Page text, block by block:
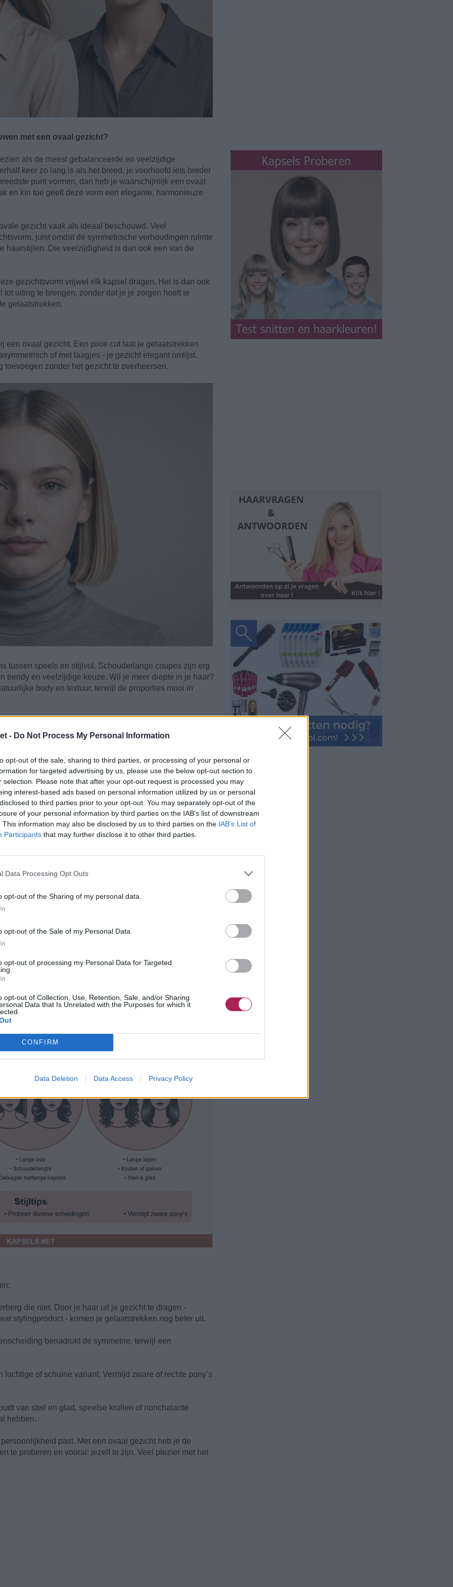
- Do Not Process My Personal Information
opt-out of the sale, sharing to third parties, or processing of your personal or
for targeted advertising by us, please use the below opt-out section to
selection. Please note that after your opt-out request is processed you may
interest-based ads based on personal information utilized by us or personal
to third parties prior to your opt-out. You may separately opt-out of the
of your personal information by third parties on the IAB’s list of downstream
This information may also be disclosed by us to third parties on the IAB’s List of
Participants that may further disclose it to other third parties.
Data Processing Opt Outs
opt-out of the Sharing of my personal data.
opt-out of the Sale of my Personal Data.
opt-out of processing my Personal Data for Targeted
opt-out of Collection, Use, Retention, Sale, and/or Sharing
Data that Is Unrelated with the Purposes for which it
CONFIRM
Data Deletion Data Access Privacy Policy
met een ovaal gezicht?
als de meest gebalanceerde en veelzijdige
keer zo lang is als het breed, je voorhoofd iets breder
punt vormen, dan heb je waarschijnlijk een ovaal
en kin toe geeft deze vorm een elegante, harmonieuze
gezicht vaak als ideaal beschouwd. Veel
juist omdat de symmetrische verhoudingen ruimte
haarstijlen. Die veelzijdigheid is dan ook een van de
gezichtsvorm vrijwel elk kapsel dragen. Het is dan ook
uiting te brengen, zonder dat je je zorgen hoeft te
gelaatstrekken.
een ovaal gezicht. Een pixie cut laat je gelaatstrekken
of met laagjes - je gezicht elegant omlijst.
toevoegen zonder het gezicht te overheersen.
tussen speels en stijlvol. Schouderlange coupes zijn erg
trendy en veelzijdige keuze. Wil je meer diepte in je haar?
body en textuur, terwijl de proporties mooi in
ovaal gezicht. Lange lagen zorgen voor zachte
symmetrie van je gezicht benadrukt. Ga je liever voor
perfect. Ze omlijsten je gezicht op een zachte,
paardenstaarten
trekken de aandacht naar je
- laten je jukbeenderen en kaaklijn extra opvallen.
van twee werelden: je haar én je gezicht komen mooi
die niet. Door je haar uit je gezicht te dragen -
stylingproduct - komen je gelaatstrekken nog beter uit.
benadrukt de symmetrie, terwijl een
of schuine variant. Vermijd zware of rechte pony’s
van steil en glad, speelse krullen of nonchalante
hebben.
past. Met een ovaal gezicht heb je de
te proberen en vooral: jezelf te zijn. Veel plezier met het